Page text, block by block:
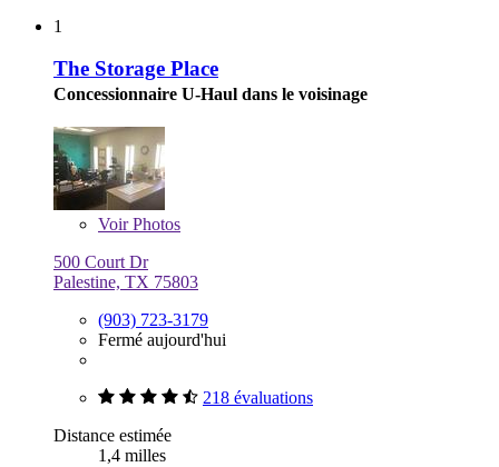
1
The Storage Place
Concessionnaire U-Haul dans le voisinage
VoirPhotos
500 Court Dr
Palestine, TX 75803
(903) 723-3179
Fermé aujourd'hui
218 évaluations
Distance estimée
1,4 milles